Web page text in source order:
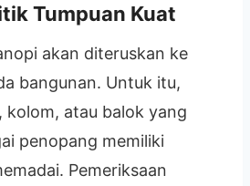
Tumpuan Kuat
akan diteruskan ke
bangunan. Untuk itu,
kolom, atau balok yang
penopang memiliki
Pemeriksaan